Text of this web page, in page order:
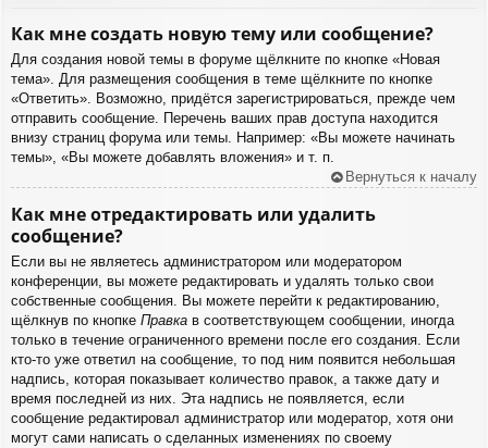
Как мне создать новую тему или сообщение?
Для создания новой темы в форуме щёлкните по кнопке «Новая
тема». Для размещения сообщения в теме щёлкните по кнопке
«Ответить». Возможно, придётся зарегистрироваться, прежде чем
отправить сообщение. Перечень ваших прав доступа находится
внизу страниц форума или темы. Например: «Вы можете начинать
темы», «Вы можете добавлять вложения» и т. п.
Вернуться к началу
Как мне отредактировать или удалить
сообщение?
Если вы не являетесь администратором или модератором
конференции, вы можете редактировать и удалять только свои
собственные сообщения. Вы можете перейти к редактированию,
щёлкнув по кнопке Правка в соответствующем сообщении, иногда
только в течение ограниченного времени после его создания. Если
кто-то уже ответил на сообщение, то под ним появится небольшая
надпись, которая показывает количество правок, а также дату и
время последней из них. Эта надпись не появляется, если
сообщение редактировал администратор или модератор, хотя они
могут сами написать о сделанных изменениях по своему